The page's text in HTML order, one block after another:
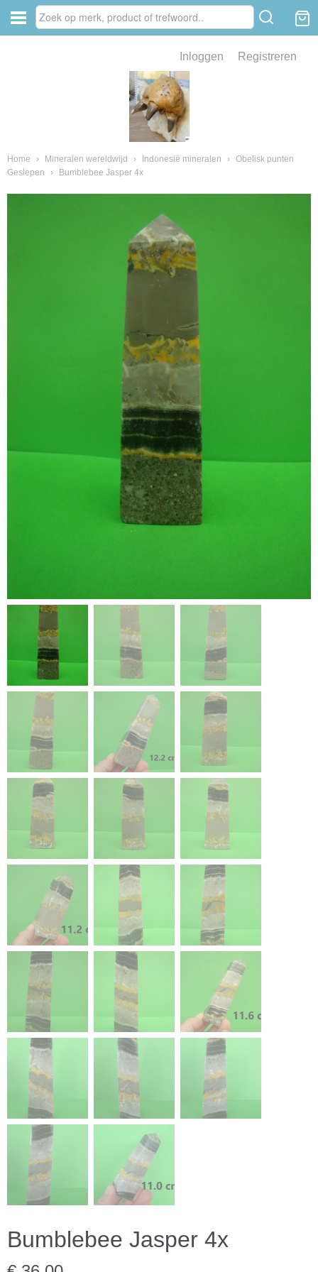
Inloggen Registreren
Home › Mineralen wereldwijd › Indonesië mineralen › Obelisk punten
Geslepen
› Bumblebee Jasper 4x
Bumblebee Jasper 4x
van fossielen en mineralen